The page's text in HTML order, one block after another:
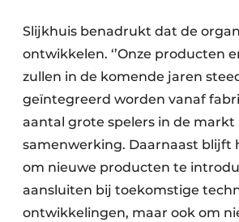
Slijkhuis benadrukt dat de
ontwikkelen. ‘’Onze producten
zullen in de komende jaren
geïntegreerd worden vanaf
aantal grote spelers in de markt
samenwerking. Daarnaast blijft
om nieuwe producten te
aansluiten bij toekomstige
ontwikkelingen, maar ook om